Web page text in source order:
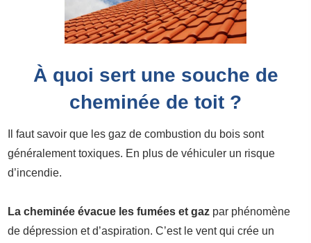
À quoi sert une souche de
cheminée de toit ?
Il faut savoir que les gaz de combustion du bois sont
généralement toxiques. En plus de véhiculer un risque
d’incendie.
La cheminée évacue les fumées et gaz par phénomène
de dépression et d’aspiration. C’est le vent qui crée un